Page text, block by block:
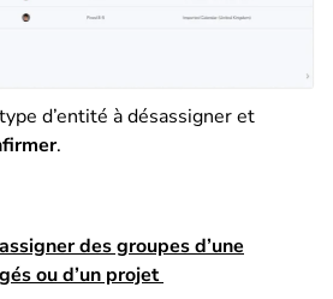
d’entité à désassigner et
.
des groupes d’une
ou d’un projet